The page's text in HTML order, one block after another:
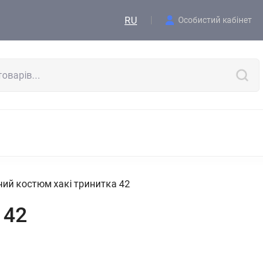
RU Особистий кабінет
костюм хакі тринитка 42